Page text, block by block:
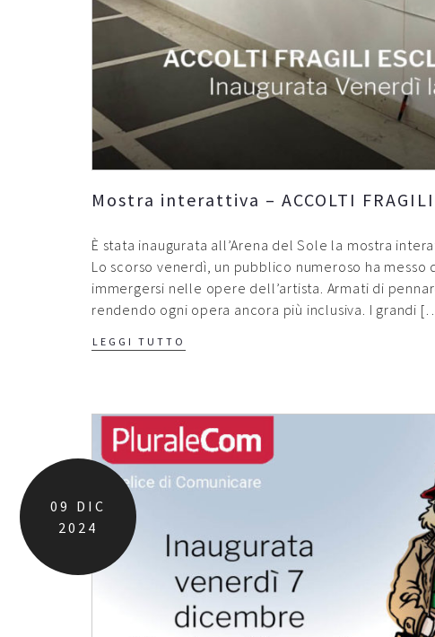
Mostra interattiva – ACCOLTI FRAGILI
È stata inaugurata all’Arena del Sole la mostra
Lo scorso venerdì, un pubblico numeroso ha
immergersi nelle opere dell’artista. Armati di
rendendo ogni opera ancora più inclusiva. I grandi
LEGGI TUTTO
09 DIC
2024